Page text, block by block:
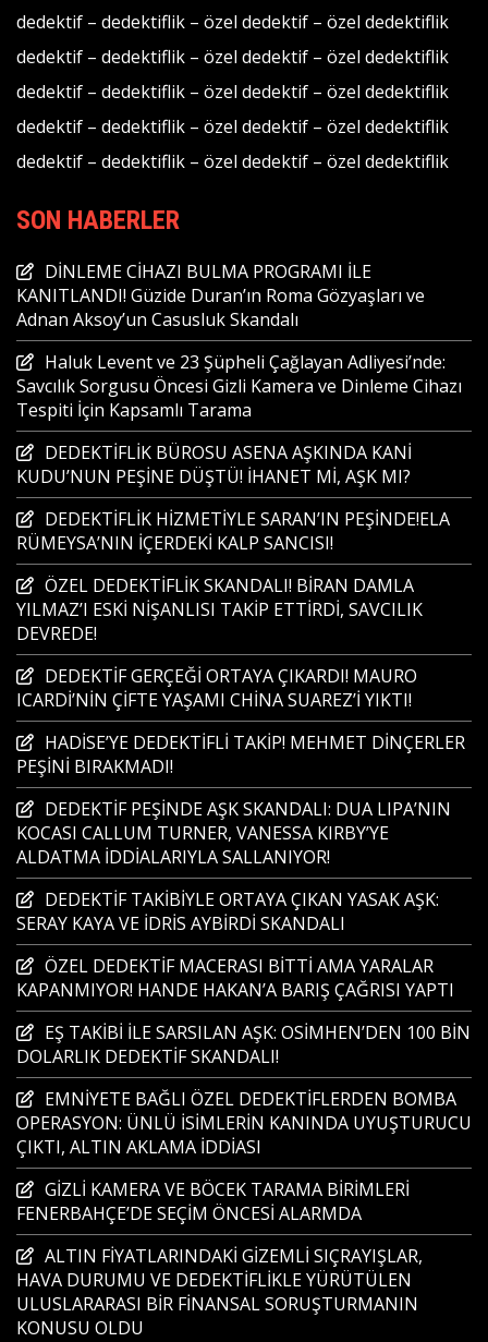
dedektif – dedektiflik – özel dedektif – özel dedektiflik
dedektif – dedektiflik – özel dedektif – özel dedektiflik
dedektif – dedektiflik – özel dedektif – özel dedektiflik
dedektif – dedektiflik – özel dedektif – özel dedektiflik
dedektif – dedektiflik – özel dedektif – özel dedektiflik
SON HABERLER
DİNLEME CİHAZI BULMA PROGRAMI İLE
KANITLANDI! Güzide Duran’ın Roma Gözyaşları ve
Adnan Aksoy’un Casusluk Skandalı
Haluk Levent ve 23 Şüpheli Çağlayan Adliyesi’nde:
Savcılık Sorgusu Öncesi Gizli Kamera ve Dinleme Cihazı
Tespiti İçin Kapsamlı Tarama
DEDEKTİFLİK BÜROSU ASENA AŞKINDA KANİ
KUDU’NUN PEŞİNE DÜŞTÜ! İHANET Mİ, AŞK MI?
DEDEKTİFLİK HİZMETİYLE SARAN’IN PEŞİNDE!ELA
RÜMEYSA’NIN İÇERDEKİ KALP SANCISI!
ÖZEL DEDEKTİFLİK SKANDALI! BİRAN DAMLA
YILMAZ’I ESKİ NİŞANLISI TAKİP ETTİRDİ, SAVCILIK
DEVREDE!
DEDEKTİF GERÇEĞİ ORTAYA ÇIKARDI! MAURO
ICARDİ’NİN ÇİFTE YAŞAMI CHİNA SUAREZ’İ YIKTI!
HADİSE’YE DEDEKTİFLİ TAKİP! MEHMET DİNÇERLER
PEŞİNİ BIRAKMADI!
DEDEKTİF PEŞİNDE AŞK SKANDALI: DUA LIPA’NIN
KOCASI CALLUM TURNER, VANESSA KIRBY’YE
ALDATMA İDDİALARIYLA SALLANIYOR!
DEDEKTİF TAKİBİYLE ORTAYA ÇIKAN YASAK AŞK:
SERAY KAYA VE İDRİS AYBİRDİ SKANDALI
ÖZEL DEDEKTİF MACERASI BİTTİ AMA YARALAR
KAPANMIYOR! HANDE HAKAN’A BARIŞ ÇAĞRISI YAPTI
EŞ TAKİBİ İLE SARSILAN AŞK: OSİMHEN’DEN 100 BİN
DOLARLIK DEDEKTİF SKANDALI!
EMNİYETE BAĞLI ÖZEL DEDEKTİFLERDEN BOMBA
OPERASYON: ÜNLÜ İSİMLERİN KANINDA UYUŞTURUCU
ÇIKTI, ALTIN AKLAMA İDDİASI
GİZLİ KAMERA VE BÖCEK TARAMA BİRİMLERİ
FENERBAHÇE’DE SEÇİM ÖNCESİ ALARMDA
ALTIN FİYATLARINDAKİ GİZEMLİ SIÇRAYIŞLAR,
HAVA DURUMU VE DEDEKTİFLİKLE YÜRÜTÜLEN
ULUSLARARASI BİR FİNANSAL SORUŞTURMANIN
KONUSU OLDU